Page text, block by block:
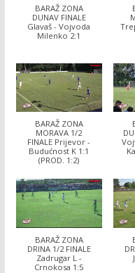
BARAŽ ZONA
DUNAV FINALE
Glavaš - Vojvoda
Milenko 2:1
BARAŽ ZONA
MORAVA 1/2
FINALE Prijevor -
Budućnost K 1:1
(PROD. 1:2)
BARAŽ ZONA
DRINA 1/2 FINALE
Zadrugar L -
Crnokosa 1:5